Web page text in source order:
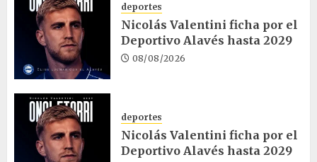
deportes
Nicolás Valentini ficha por el
Deportivo Alavés hasta 2029
08/08/2026
deportes
Nicolás Valentini ficha por el
Deportivo Alavés hasta 2029